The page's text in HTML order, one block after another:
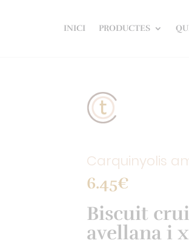
INICI PRODUCTES
Carquinyolis
6.45€
Biscuit
avellana i